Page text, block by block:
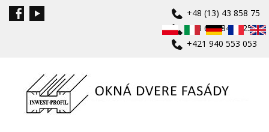
+48 (13) 43 858 75
+48 601 840 625
+421 940 553 053